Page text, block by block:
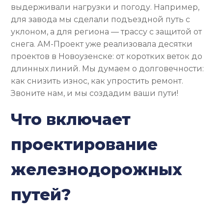
выдерживали нагрузки и погоду. Например,
для завода мы сделали подъездной путь с
уклоном, а для региона — трассу с защитой от
снега. АМ-Проект уже реализовала десятки
проектов в Новоузенске: от коротких веток до
длинных линий. Мы думаем о долговечности:
как снизить износ, как упростить ремонт.
Звоните нам, и мы создадим ваши пути!
Что включает
проектирование
железнодорожных
путей?